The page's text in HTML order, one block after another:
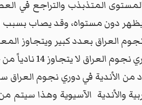
والمستوى المتذبذب والتراجع في
دون مستواه، وقد يصاب بسبب
العراق بعدد كبير ويتجاوز
من الأندية في دوري نجوم
والأندية الآسيوية وهذا